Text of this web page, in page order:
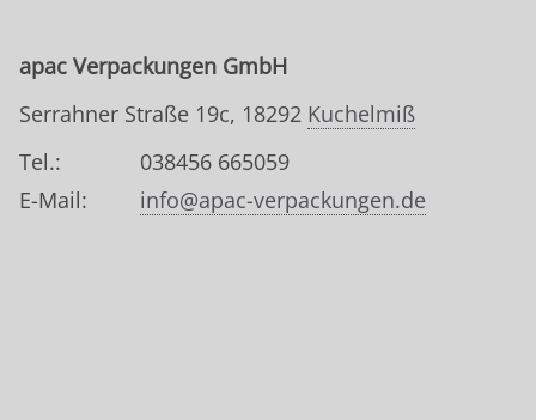
apac Verpackungen GmbH
Serrahner Straße 19c, 18292 Kuchelmiß
Tel.:
038456 665059
E-Mail:
info@apac-verpackungen.de